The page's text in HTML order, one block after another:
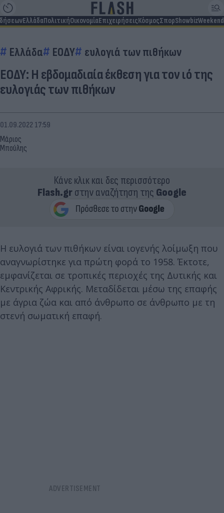
ΕλλάδαΠολιτικήΟικονομίαΕπιχειρήσειςΚόσμοςΣπορShowbizWeekend
Ελλάδα ΕΟΔΥ ευλογιά των πιθήκων
ΕΟΔΥ: Η εβδομαδιαία έκθεση για τον ιό της
ευλογιάς των πιθήκων
Μάριος
Μπούλης
01.09.2022 17:59
Κάνε κλικ και δες περισσότερο
Flash.grστην αναζήτηση της Google
Η ευλογιά των πιθήκων είναι ιογενής λοίμωξη που
αναγνωρίστηκε για πρώτη φορά το 1958. Έκτοτε,
εμφανίζεται σε τροπικές περιοχές της Δυτικής και
Κεντρικής Αφρικής. Μεταδίδεται μέσω της επαφής
με άγρια ζώα και από άνθρωπο σε άνθρωπο με τη
στενή σωματική επαφή.